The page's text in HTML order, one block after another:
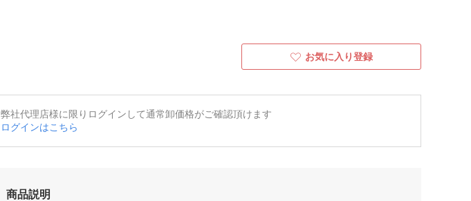
お気に入り登録
弊社代理店様に限りログインして通常卸価格がご確認頂けます
ログインはこちら
商品説明